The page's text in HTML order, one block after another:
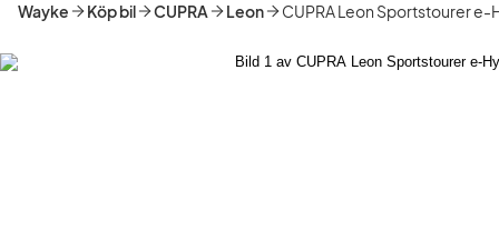
Wayke Köp bil CUPRA Leon CUPRA Leon Sportstourer e-